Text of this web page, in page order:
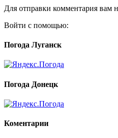
Для отправки комментария вам
Войти с помощью:
Погода Луганск
Погода Донецк
Коментарии